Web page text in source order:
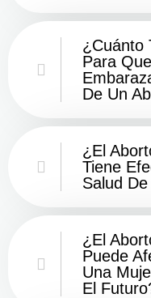
¿Cuánto
Para
De Un
¿El
Tiene
Salud
¿El
Puede
Una
El